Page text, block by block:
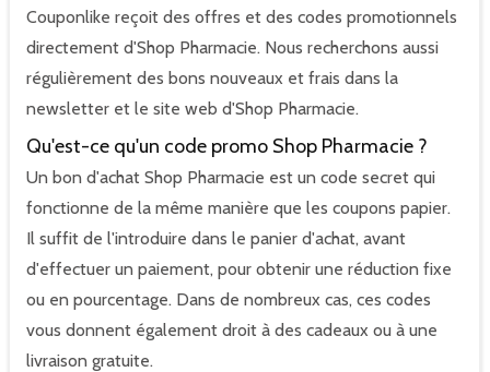
Couponlike reçoit des offres et des codes promotionnels
directement d'Shop Pharmacie. Nous recherchons aussi
régulièrement des bons nouveaux et frais dans la
newsletter et le site web d'Shop Pharmacie.
Qu'est-ce qu'un code promo Shop Pharmacie ?
Un bon d'achat Shop Pharmacie est un code secret qui
fonctionne de la même manière que les coupons papier.
Il suffit de l'introduire dans le panier d'achat, avant
d'effectuer un paiement, pour obtenir une réduction fixe
ou en pourcentage. Dans de nombreux cas, ces codes
vous donnent également droit à des cadeaux ou à une
livraison gratuite.